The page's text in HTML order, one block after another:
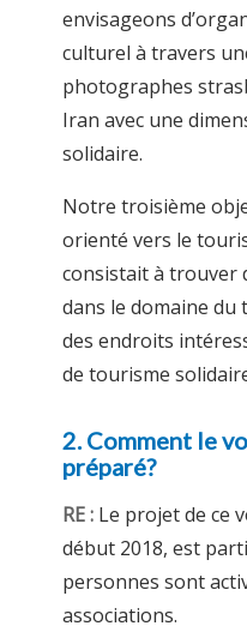
envisageons
culturel à travers
photographes
Iran avec une
solidaire.
Notre troisième
orienté vers le
consistait à trouver
dans le domaine
des endroits
de tourisme
2. Comment le
préparé?
RE : Le projet de ce
début 2018, est
personnes sont
associations.